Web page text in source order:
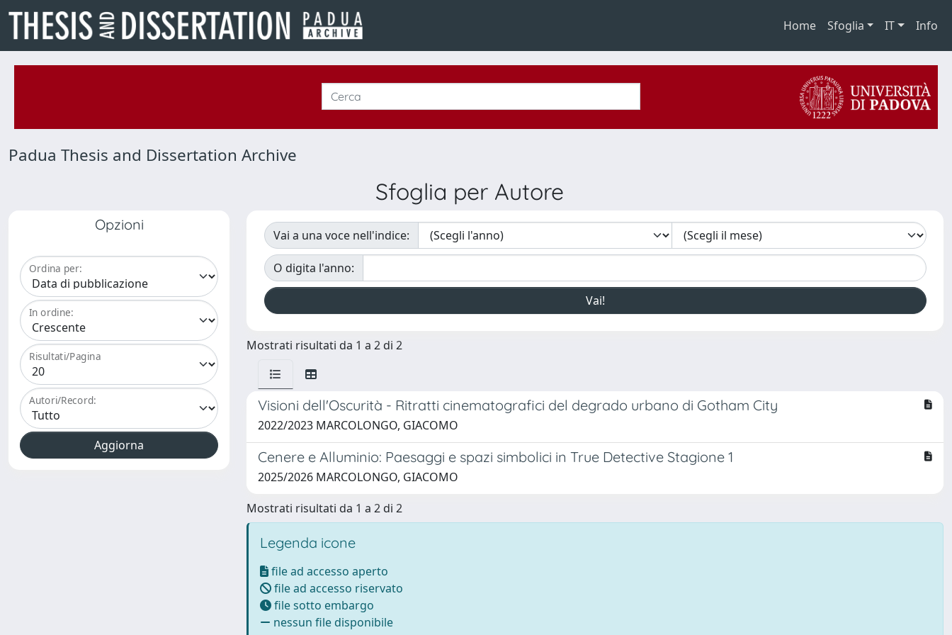
Home Sfoglia IT Info
Padua Thesis and Dissertation Archive
Sfoglia per Autore
Opzioni
Ordina per:
In ordine:
Risultati/Pagina
Autori/Record:
Vai a una voce nell'indice:
O digita l'anno:
Mostrati risultati da 1 a 2 di 2
Visioni dell'Oscurità - Ritratti cinematografici del degrado urbano di Gotham City
2022/2023 MARCOLONGO, GIACOMO
Cenere e Alluminio: Paesaggi e spazi simbolici in True Detective Stagione 1
2025/2026 MARCOLONGO, GIACOMO
Mostrati risultati da 1 a 2 di 2
Legenda icone
file ad accesso aperto
file ad accesso riservato
file sotto embargo
nessun file disponibile